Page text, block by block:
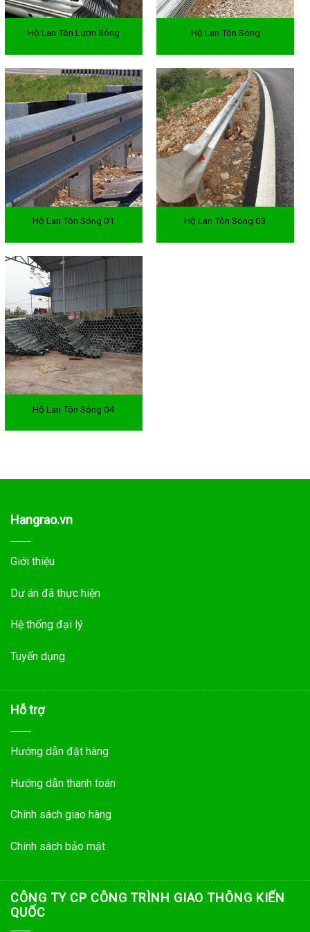
Hộ Lan Tôn Lượn Sóng Hộ Lan Tôn Sóng
Hộ Lan Tôn Sóng 01 Hộ Lan Tôn Sóng 03
Hộ Lan Tôn Sóng 04
Hangrao.vn
Giới thiệu
Dự án đã thực hiện
Hệ thống đại lý
Tuyển dụng
Hỗ trợ
Hướng dẫn đặt hàng
Hướng dẫn thanh toán
Chính sách giao hàng
Chính sách bảo mật
CÔNG TY CP CÔNG TRÌNH GIAO THÔNG KIẾN
QUỐC